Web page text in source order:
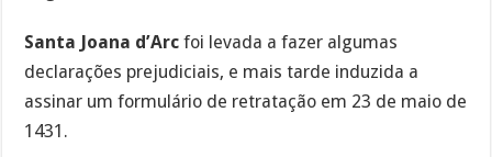
Santa Joana d’Arc foi levada a fazer algumas
declarações prejudiciais, e mais tarde induzida a
assinar um formulário de retratação em 23 de maio de
1431.